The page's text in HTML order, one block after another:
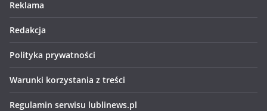
Reklama
Redakcja
Polityka prywatności
Warunki korzystania z treści
Regulamin serwisu lublinews.pl